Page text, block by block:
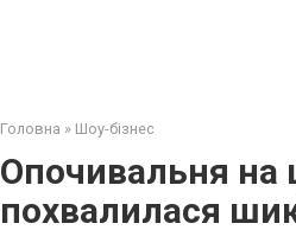
Головна » Шоу-бізнес
Опочивальня на
похвалилася